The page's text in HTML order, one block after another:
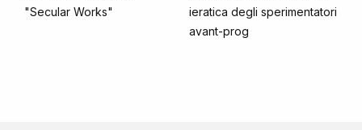
"Secular Works"
ieratica degli sperimentatori
avant-prog